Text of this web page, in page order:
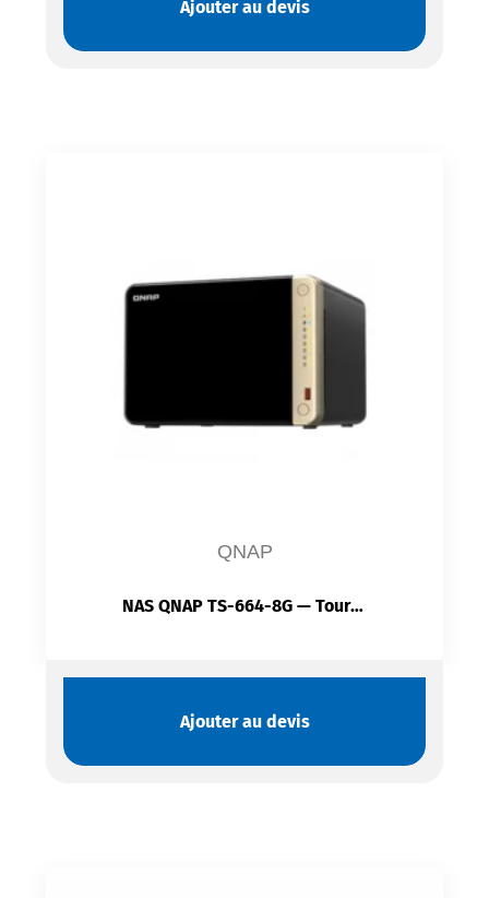
Ajouter au devis
QNAP
NAS QNAP TS-664-8G — Tour 6 Baies SATA Hot-Swap | Intel Celeron N5095 | HDMI 2.1 4K | PCIe
Ajouter au devis